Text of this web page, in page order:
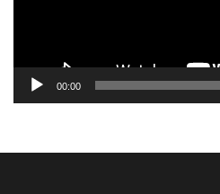
00:00